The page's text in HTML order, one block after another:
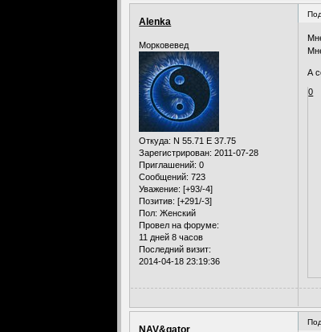
Alenka
Морковевед
Откуда: N 55.71 E 37.75
Зарегистрирован: 2011-07-28
Приглашений: 0
Сообщений: 723
Уважение: [+93/-4]
Позитив: [+291/-3]
Пол: Женский
Провел на форуме:
11 дней 8 часов
Последний визит:
2014-04-18 23:19:36
А
0
NAV&gator